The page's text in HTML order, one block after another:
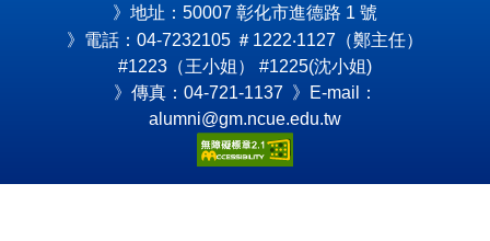
》地址：50007 彰化市進德路 1 號
》電話：04-7232105 ＃1222‧1127（鄭主任）
#1223（王小姐） #1225(沈小姐)
》傳真：04-721-1137 》E-mail：
alumni@gm.ncue.edu.tw